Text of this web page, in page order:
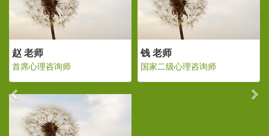
级心理咨询师 首席心理咨询师